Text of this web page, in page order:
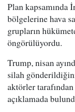
Plan kapsamında
bölgelerine hava
grupların
öngörülüyordu.
Trump, nisan
silah
aktörler
açıklamada